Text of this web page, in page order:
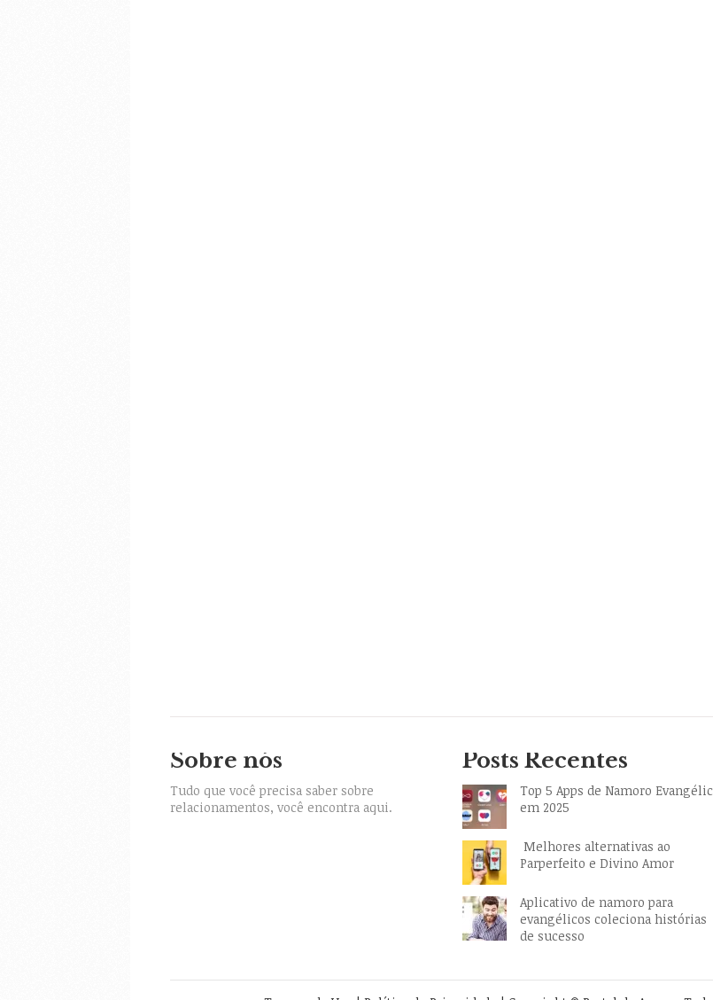
Sobre nós
Tudo que você precisa saber sobre
relacionamentos, você encontra aqui.
Posts Recentes
Top 5 Apps de Namoro
em 2025
Melhores alternativas ao
Parperfeito e Divino Amor
Aplicativo de namoro para
evangélicos coleciona histórias
de sucesso